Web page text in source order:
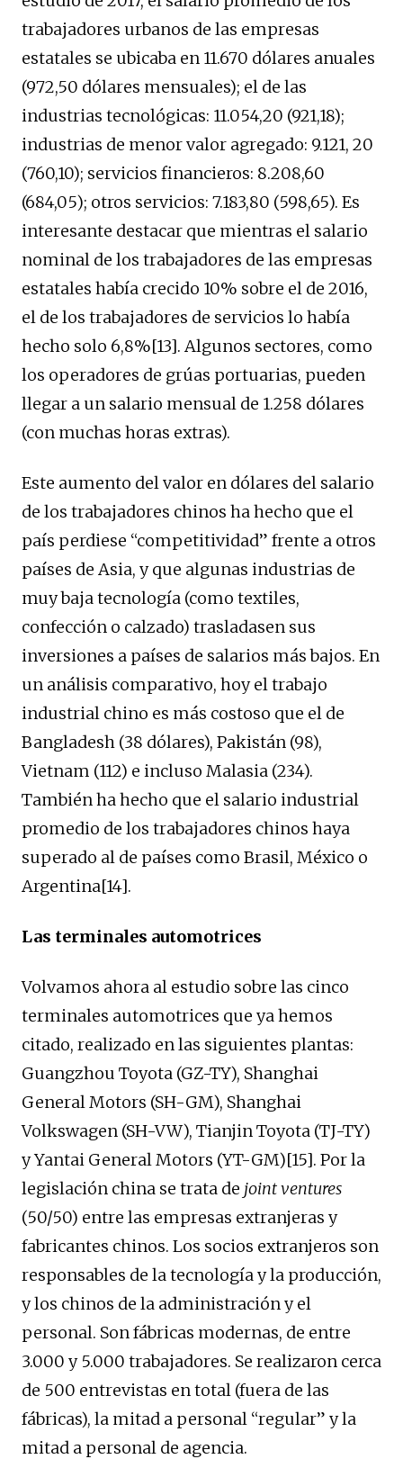
trabajadores urbanos de las empresas
estatales se ubicaba en 11.670 dólares anuales
(972,50 dólares mensuales); el de las
industrias tecnológicas: 11.054,20 (921,18);
industrias de menor valor agregado: 9.121, 20
(760,10); servicios financieros: 8.208,60
(684,05); otros servicios: 7.183,80 (598,65). Es
interesante destacar que mientras el salario
nominal de los trabajadores de las empresas
estatales había crecido 10% sobre el de 2016,
el de los trabajadores de servicios lo había
hecho solo 6,8%[13]. Algunos sectores, como
los operadores de grúas portuarias, pueden
llegar a un salario mensual de 1.258 dólares
(con muchas horas extras).
Este aumento del valor en dólares del salario
de los trabajadores chinos ha hecho que el
país perdiese “competitividad” frente a otros
países de Asia, y que algunas industrias de
muy baja tecnología (como textiles,
confección o calzado) trasladasen sus
inversiones a países de salarios más bajos. En
un análisis comparativo, hoy el trabajo
industrial chino es más costoso que el de
Bangladesh (38 dólares), Pakistán (98),
Vietnam (112) e incluso Malasia (234).
También ha hecho que el salario industrial
promedio de los trabajadores chinos haya
superado al de países como Brasil, México o
Argentina[14].
Las terminales automotrices
Volvamos ahora al estudio sobre las cinco
terminales automotrices que ya hemos
citado, realizado en las siguientes plantas:
Guangzhou Toyota (GZ-TY), Shanghai
General Motors (SH-GM), Shanghai
Volkswagen (SH-VW), Tianjin Toyota (TJ-TY)
y Yantai General Motors (YT-GM)[15]. Por la
legislación china se trata de joint ventures
(50/50) entre las empresas extranjeras y
fabricantes chinos. Los socios extranjeros son
responsables de la tecnología y la producción,
y los chinos de la administración y el
personal. Son fábricas modernas, de entre
3.000 y 5.000 trabajadores. Se realizaron cerca
de 500 entrevistas en total (fuera de las
fábricas), la mitad a personal “regular” y la
mitad a personal de agencia.